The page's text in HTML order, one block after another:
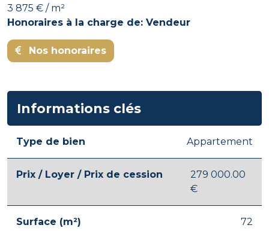
3 875 € / m²
Honoraires à la charge de: Vendeur
Nos honoraires
Informations clés
Type de bien Appartement
Prix / Loyer / Prix de cession
279 000.00
€
Surface (m²) 72